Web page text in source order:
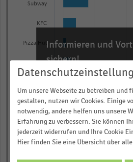
axis
categories.
Range:
10
categories.
The
Subway
KFC
Pizza Hut
Panera
Burger King
Taco Bell
0,00 0,25 0,50
Informieren und
sichern!
Für Ihre bequeme und
Über 300.000 Daten
Rund 25.000 Statistiken
Download als Excel,
… und vieles mehr!
Um unsere Webseite zu betreiben und
gestalten, nutzen wir Cookies. Einige
notwendig, andere helfen uns unsere
Erfahrung zu verbessern. Sie können
jederzeit widerrufen und Ihre Cookie
Hier finden Sie eine Übersicht über